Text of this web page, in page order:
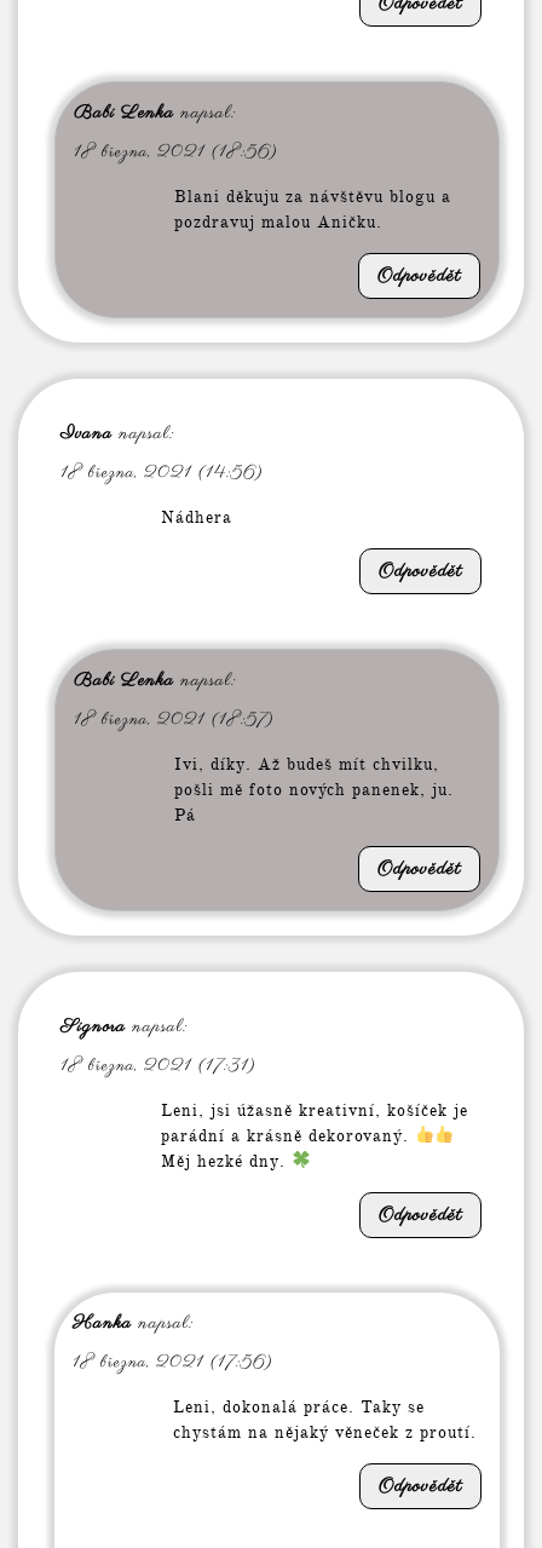
Babi Lenka napsal:
18 března, 2021 (18:56)
Blani děkuju za návštěvu blogu a
pozdravuj malou Aničku.
Odpovědět
Ivana napsal:
18 března, 2021 (14:56)
Nádhera
Odpovědět
Babi Lenka napsal:
18 března, 2021 (18:57)
Ivi, díky. Až budeš mít chvilku,
pošli mě foto nových panenek, ju.
Pá
Odpovědět
Signora napsal:
18 března, 2021 (17:31)
Leni, jsi úžasně kreativní, košíček je
parádní a krásně dekorovaný.
Měj hezké dny.
Odpovědět
Hanka napsal:
18 března, 2021 (17:56)
Leni, dokonalá práce. Taky se
chystám na nějaký věneček z proutí.
Odpovědět